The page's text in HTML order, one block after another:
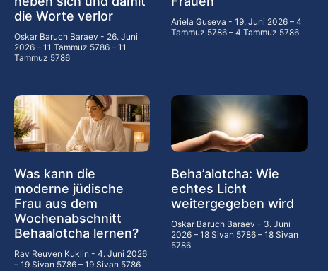
die Worte verlor
Oskar Baruch Baraev
26. Juni
2026 – 11 Tammuz 5786 – 11
Tammuz 5786
Ariela Guseva 19. Juni 2026 – 4
Tammuz 5786 – 4 Tammuz 5786
Was kann die
moderne jüdische
Frau aus dem
Wochenabschnitt
Behaalotcha lernen?
Rav Reuven Kuklin
4. Juni 2026
– 19 Sivan 5786 – 19 Sivan 5786
Beha’alotcha: Wie
echtes Licht
weitergegeben wird
Oskar Baruch Baraev
3. Juni
2026 – 18 Sivan 5786 – 18 Sivan
5786